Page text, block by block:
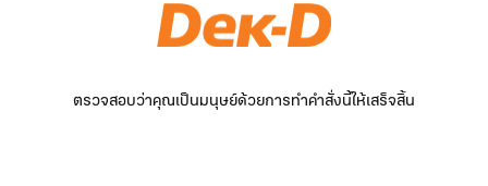
ตรวจสอบว่าคุณเป็นมนุษย์ด้วยการทำคำสั่งนี้ให้เสร็จสิ้น